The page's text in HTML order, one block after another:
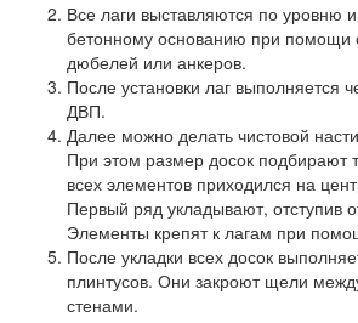
Все лаги выставляются по уровню
бетонному основанию при помощи
дюбелей или анкеров.
После установки лаг выполняется
ДВП.
Далее можно делать чистовой
При этом размер досок подбирают
всех элементов приходился на
Первый ряд укладывают, отступив
Элементы крепят к лагам при
После укладки всех досок
плинтусов. Они закроют щели
стенами.